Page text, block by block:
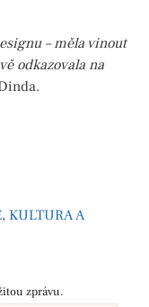
– měla vinout
odkazovala na
, KULTURA A
zprávu.